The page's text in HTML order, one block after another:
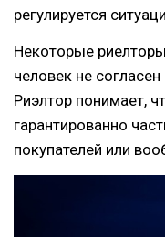
регулируется
Некоторые
человек не
Риэлтор понимает,
гарантированно
покупателей или